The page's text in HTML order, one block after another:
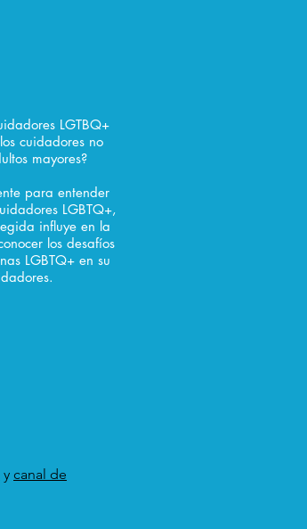
LGTBQ+
cuidadores no
mayores?
para entender
LGBTQ+,
influye en la
los desafíos
LGBTQ+ en su
y canal de